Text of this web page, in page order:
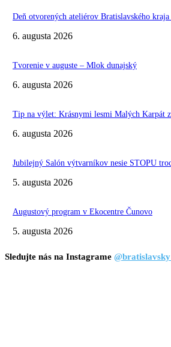
Deň otvorených ateliérov Bratislavského
6. augusta 2026
Tvorenie v auguste – Mlok dunajský
6. augusta 2026
Tip na výlet: Krásnymi lesmi Malých Karpát z
6. augusta 2026
Jubilejný Salón výtvarníkov nesie STOPU
5. augusta 2026
Augustový program v Ekocentre Čunovo
5. augusta 2026
Sledujte nás na Instagrame